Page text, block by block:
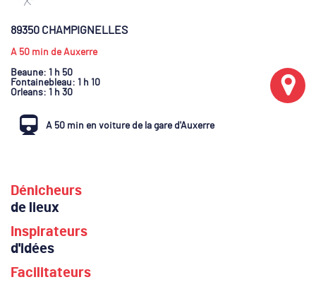
89350 CHAMPIGNELLES
A 50 min de Auxerre
Beaune: 1 h 50
Fontainebleau: 1 h 10
Orleans: 1 h 30
A 50 min en voiture de la gare d'Auxerre
Dénicheurs
de lieux
Inspirateurs
d'idées
Facilitateurs